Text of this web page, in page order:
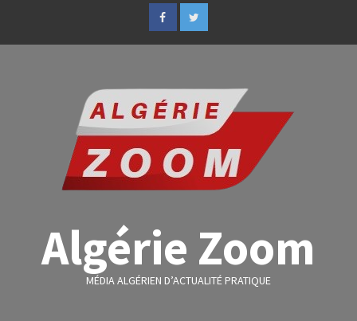
Algérie Zoom
MÉDIA ALGÉRIEN D’ACTUALITÉ PRATIQUE